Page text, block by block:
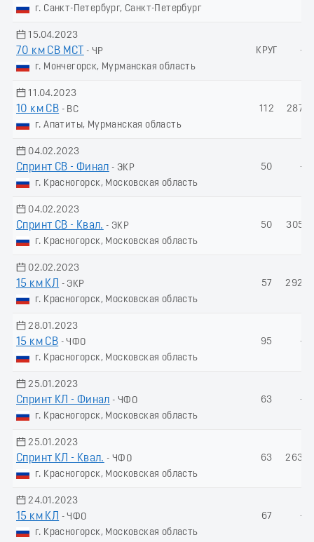
г. Санкт-Петербург, Санкт-Петербург
15.04.2023
70 км СВ МСТ
- ЧР
г. Мончегорск, Мурманская область
КРУГ -
11.04.2023
10 км СВ - ВС
г. Апатиты, Мурманская область
112
04.02.2023
Спринт СВ - Финал - ЭКР
г. Красногорск, Московская область
50 -
04.02.2023
Спринт СВ - Квал. - ЭКР
г. Красногорск, Московская область
50
02.02.2023
15 км КЛ
- ЭКР
г. Красногорск, Московская область
57
28.01.2023
15 км СВ - ЧФО
г. Красногорск, Московская область
95 -
25.01.2023
Спринт КЛ - Финал - ЧФО
г. Красногорск, Московская область
63 -
25.01.2023
Спринт КЛ - Квал. - ЧФО
г. Красногорск, Московская область
63
24.01.2023
15 км КЛ
- ЧФО
г. Красногорск, Московская область
67 -